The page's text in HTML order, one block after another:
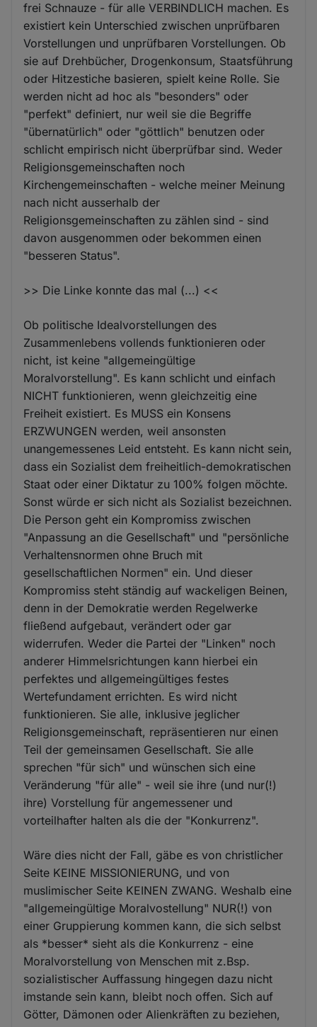
frei Schnauze - für alle VERBINDLICH machen. Es
existiert kein Unterschied zwischen unprüfbaren
Vorstellungen und unprüfbaren Vorstellungen. Ob
sie auf Drehbücher, Drogenkonsum, Staatsführung
oder Hitzestiche basieren, spielt keine Rolle. Sie
werden nicht ad hoc als "besonders" oder
"perfekt" definiert, nur weil sie die Begriffe
"übernatürlich" oder "göttlich" benutzen oder
schlicht empirisch nicht überprüfbar sind. Weder
Religionsgemeinschaften noch
Kirchengemeinschaften - welche meiner Meinung
nach nicht ausserhalb der
Religionsgemeinschaften zu zählen sind - sind
davon ausgenommen oder bekommen einen
"besseren Status".
>> Die Linke konnte das mal (...) <<
Ob politische Idealvorstellungen des
Zusammenlebens vollends funktionieren oder
nicht, ist keine "allgemeingültige
Moralvorstellung". Es kann schlicht und einfach
NICHT funktionieren, wenn gleichzeitig eine
Freiheit existiert. Es MUSS ein Konsens
ERZWUNGEN werden, weil ansonsten
unangemessenes Leid entsteht. Es kann nicht sein,
dass ein Sozialist dem freiheitlich-demokratischen
Staat oder einer Diktatur zu 100% folgen möchte.
Sonst würde er sich nicht als Sozialist bezeichnen.
Die Person geht ein Kompromiss zwischen
"Anpassung an die Gesellschaft" und "persönliche
Verhaltensnormen ohne Bruch mit
gesellschaftlichen Normen" ein. Und dieser
Kompromiss steht ständig auf wackeligen Beinen,
denn in der Demokratie werden Regelwerke
fließend aufgebaut, verändert oder gar
widerrufen. Weder die Partei der "Linken" noch
anderer Himmelsrichtungen kann hierbei ein
perfektes und allgemeingültiges festes
Wertefundament errichten. Es wird nicht
funktionieren. Sie alle, inklusive jeglicher
Religionsgemeinschaft, repräsentieren nur einen
Teil der gemeinsamen Gesellschaft. Sie alle
sprechen "für sich" und wünschen sich eine
Veränderung "für alle" - weil sie ihre (und nur(!)
ihre) Vorstellung für angemessener und
vorteilhafter halten als die der "Konkurrenz".
Wäre dies nicht der Fall, gäbe es von christlicher
Seite KEINE MISSIONIERUNG, und von
muslimischer Seite KEINEN ZWANG. Weshalb eine
"allgemeingültige Moralvostellung" NUR(!) von
einer Gruppierung kommen kann, die sich selbst
als *besser* sieht als die Konkurrenz - eine
Moralvorstellung von Menschen mit z.Bsp.
sozialistischer Auffassung hingegen dazu nicht
imstande sein kann, bleibt noch offen. Sich auf
Götter, Dämonen oder Alienkräften zu beziehen,